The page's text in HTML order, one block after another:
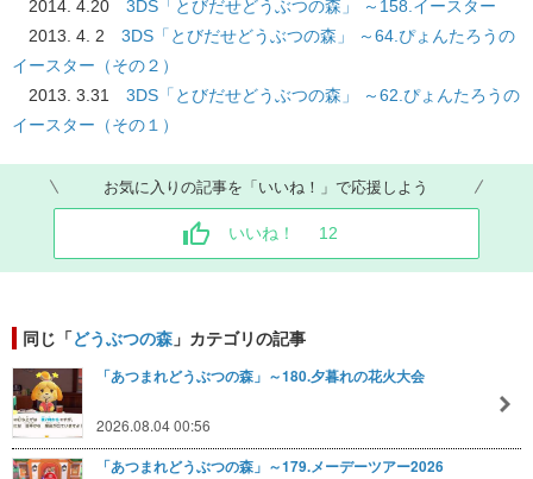
2014. 4.20 3DS「とびだせどうぶつの森」 ～158.イースター
2013. 4. 2 3DS「とびだせどうぶつの森」 ～64.ぴょんたろうの
イースター（その２）
2013. 3.31 3DS「とびだせどうぶつの森」 ～62.ぴょんたろうの
イースター（その１）
お気に入りの記事を「いいね！」で応援しよう
いいね！ 12
同じ「どうぶつの森 」カテゴリの記事
「あつまれどうぶつの森」～180.夕暮れの花火大会
2026.08.04 00:56
「あつまれどうぶつの森」～179.メーデーツアー2026